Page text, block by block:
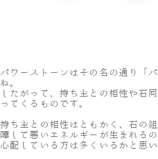
パワーストーンはその名の通り「
ね。
したがって、持ち主との相性や石
ってくるものです。
持ち主との相性はともかく、石の
嘩して悪いエネルギーが生まれる
心配している方は多くいるかと思い